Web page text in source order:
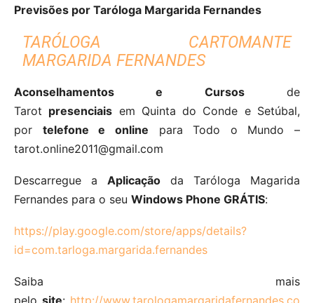
Previsões por Taróloga Margarida Fernandes
TARÓLOGA CARTOMANTE
MARGARIDA FERNANDES
Aconselhamentos e Cursosde
Tarot presenciais em Quinta do Conde e Setúbal,
por telefone e online para Todo o Mundo –
tarot.online2011@gmail.com
Descarregue a Aplicação da Taróloga Magarida
Fernandes para o seu Windows Phone GRÁTIS:
https://play.google.com/store/apps/details?
id=com.tarloga.margarida.fernandes
Saiba mais
pelo site: http://www.tarologamargaridafernandes.co